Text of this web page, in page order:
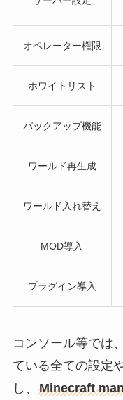
オペレーター権限
ホワイトリスト
バックアップ機能
ワールド再生成
ワールド入れ替え
MOD導入
プラグイン導入
コンソール等では
ている全ての設定
し、 Minecraft